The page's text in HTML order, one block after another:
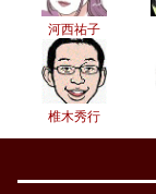
河西祐子
椎木秀行